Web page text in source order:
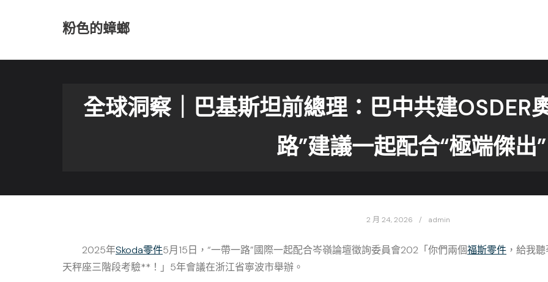
粉色的蟑螂
全球洞察｜巴基斯坦前總理：巴中共建OSDER
路”建議一起配合“極端傑出”
2 月 24, 2026 admin
2025年Skoda零件5月15日，“一帶一路”國際一起配合岑嶺論壇徵詢委員會202「你們兩個福斯零件 ，給我
天秤座三階段考驗**！」5年會議在浙江省寧波市舉辦。